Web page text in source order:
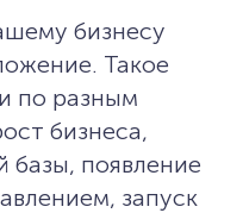
бизнесу
Такое
по разным
бизнеса,
базы, появление
запуск